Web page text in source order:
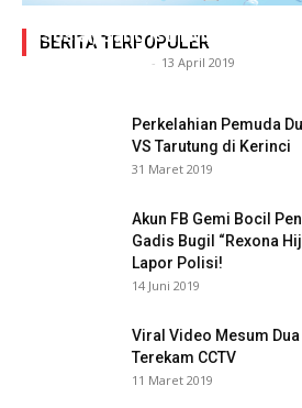
BERITA TERPOPULER
Adegan Ranjang Dua Kadis,
Sosial, Sang Istri Miliki Bukti
- 13 April 2019
Perkelahian Pemuda
VS Tarutung di Kerinci
31 Maret 2019
Akun FB Gemi Bocil
Gadis Bugil “Rexona
Lapor Polisi!
14 Juni 2019
Viral Video Mesum
Terekam CCTV
11 Maret 2019